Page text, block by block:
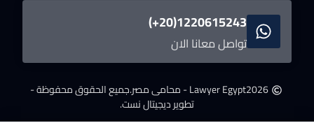
1220615243(20+)
تواصل معانا الان
2026Lawyer Egypt - محامى مصر.
جميع الحقوق محفوظة -
تطوير ديجيتال نست.